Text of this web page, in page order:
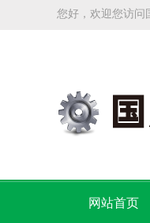
您好，欢迎您访问
网站首页